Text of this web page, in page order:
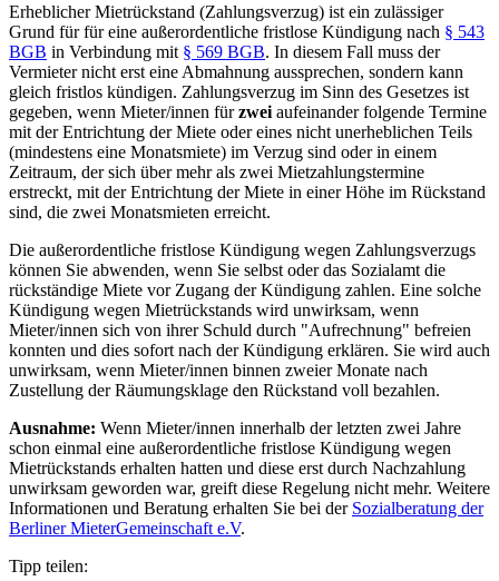
Erheblicher Mietrückstand (Zahlungsverzug) ist ein zulässiger
Grund für für eine außerordentliche fristlose Kündigung nach § 543
BGB in Verbindung mit § 569 BGB. In diesem Fall muss der
Vermieter nicht erst eine Abmahnung aussprechen, sondern kann
gleich fristlos kündigen. Zahlungsverzug im Sinn des Gesetzes ist
gegeben, wenn Mieter/innen fürzwei aufeinander folgende Termine
mit der Entrichtung der Miete oder eines nicht unerheblichen Teils
(mindestens eine Monatsmiete) im Verzug sind oder in einem
Zeitraum, der sich über mehr als zwei Mietzahlungstermine
erstreckt, mit der Entrichtung der Miete in einer Höhe im Rückstand
sind, die zwei Monatsmieten erreicht.
Die außerordentliche fristlose Kündigung wegen Zahlungsverzugs
können Sie abwenden, wenn Sie selbst oder das Sozialamt die
rückständige Miete vor Zugang der Kündigung zahlen. Eine solche
Kündigung wegen Mietrückstands wird unwirksam, wenn
Mieter/innen sich von ihrer Schuld durch "Aufrechnung" befreien
konnten und dies sofort nach der Kündigung erklären. Sie wird auch
unwirksam, wenn Mieter/innen binnen zweier Monate nach
Zustellung der Räumungsklage den Rückstand voll bezahlen.
Ausnahme: Wenn Mieter/innen innerhalb der letzten zwei Jahre
schon einmal eine außerordentliche fristlose Kündigung wegen
Mietrückstands erhalten hatten und diese erst durch Nachzahlung
unwirksam geworden war, greift diese Regelung nicht mehr. Weitere
Informationen und Beratung erhalten Sie bei der Sozialberatung der
Berliner MieterGemeinschaft e.V.
Tipp teilen: